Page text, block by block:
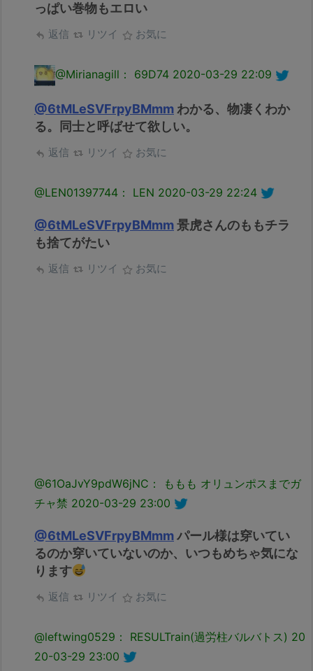
っぱい巻物もエロい
返信 リツイ お気に
@Mirianagill： 69D74 2020-03-29 22:09
@6tMLeSVFrpyBMmm わかる、物凄くわか
る。同士と呼ばせて欲しい。
返信 リツイ お気に
@LEN01397744： LEN 2020-03-29 22:24
@6tMLeSVFrpyBMmm景虎さんのももチラ
も捨てがたい
返信 リツイ お気に
@61OaJvY9pdW6jNC： ももも オリュンポスまでガ
チャ禁 2020-03-29 23:00
@6tMLeSVFrpyBMmmパール様は穿いてい
るのか穿いていないのか、いつもめちゃ気にな
ります
返信 リツイ お気に
@leftwing0529： RESULTrain(過労柱バルバトス) 20
20-03-29 23:00